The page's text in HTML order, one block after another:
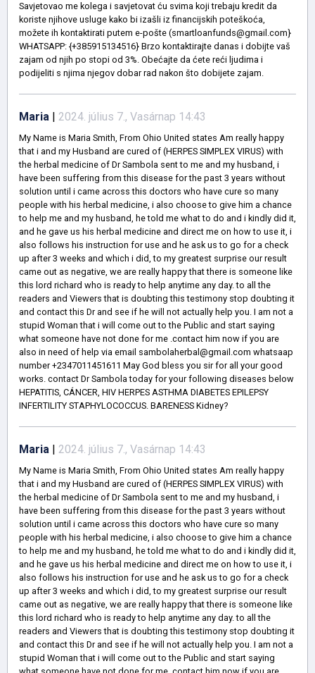
Savjetovao me kolega i savjetovat ću svima koji trebaju kredit da
koriste njihove usluge kako bi izašli iz financijskih poteškoća,
možete ih kontaktirati putem e-pošte (smartloanfunds@gmail.com}
WHATSAPP: {+385915134516} Brzo kontaktirajte danas i dobijte vaš
zajam od njih po stopi od 3%. Obećajte da ćete reći ljudima i
podijeliti s njima njegov dobar rad nakon što dobijete zajam.
Maria | 2024. július 7., Vasárnap 14:43
My Name is Maria Smith, From Ohio United states Am really happy
that i and my Husband are cured of (HERPES SIMPLEX VIRUS) with
the herbal medicine of Dr Sambola sent to me and my husband, i
have been suffering from this disease for the past 3 years without
solution until i came across this doctors who have cure so many
people with his herbal medicine, i also choose to give him a chance
to help me and my husband, he told me what to do and i kindly did it,
and he gave us his herbal medicine and direct me on how to use it, i
also follows his instruction for use and he ask us to go for a check
up after 3 weeks and which i did, to my greatest surprise our result
came out as negative, we are really happy that there is someone like
this lord richard who is ready to help anytime any day. to all the
readers and Viewers that is doubting this testimony stop doubting it
and contact this Dr and see if he will not actually help you. I am not a
stupid Woman that i will come out to the Public and start saying
what someone have not done for me .contact him now if you are
also in need of help via email sambolaherbal@gmail.com whatsaap
number +2347011451611 May God bless you sir for all your good
works. contact Dr Sambola today for your following diseases below
HEPATITIS, CÁNCER, HIV HERPES ASTHMA DIABETES EPILEPSY
INFERTILITY STAPHYLOCOCCUS. BARENESS Kidney?
Maria | 2024. július 7., Vasárnap 14:43
My Name is Maria Smith, From Ohio United states Am really happy
that i and my Husband are cured of (HERPES SIMPLEX VIRUS) with
the herbal medicine of Dr Sambola sent to me and my husband, i
have been suffering from this disease for the past 3 years without
solution until i came across this doctors who have cure so many
people with his herbal medicine, i also choose to give him a chance
to help me and my husband, he told me what to do and i kindly did it,
and he gave us his herbal medicine and direct me on how to use it, i
also follows his instruction for use and he ask us to go for a check
up after 3 weeks and which i did, to my greatest surprise our result
came out as negative, we are really happy that there is someone like
this lord richard who is ready to help anytime any day. to all the
readers and Viewers that is doubting this testimony stop doubting it
and contact this Dr and see if he will not actually help you. I am not a
stupid Woman that i will come out to the Public and start saying